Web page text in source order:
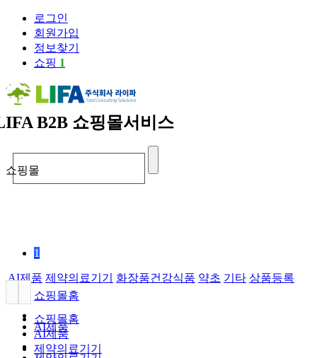
로그인
회원가입
정보찾기
쇼핑 1
B2B 쇼핑몰서비스
쇼핑몰
1
쇼핑몰홈
AI제품
AI제품 제약의료기기 화장품건강식품 약초 기타 상품등록
쇼핑몰홈
AI제품
제약의료기기